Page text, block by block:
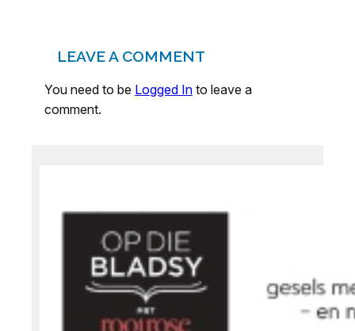
LEAVE A COMMENT
You need to be Logged In to leave a
comment.